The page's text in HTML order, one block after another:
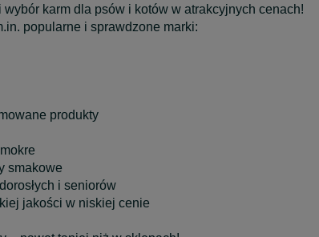
wybór karm dla psów i kotów w atrakcyjnych cenach!
popularne i sprawdzone marki:
produkty
smakowe
i seniorów
jakości w niskiej cenie